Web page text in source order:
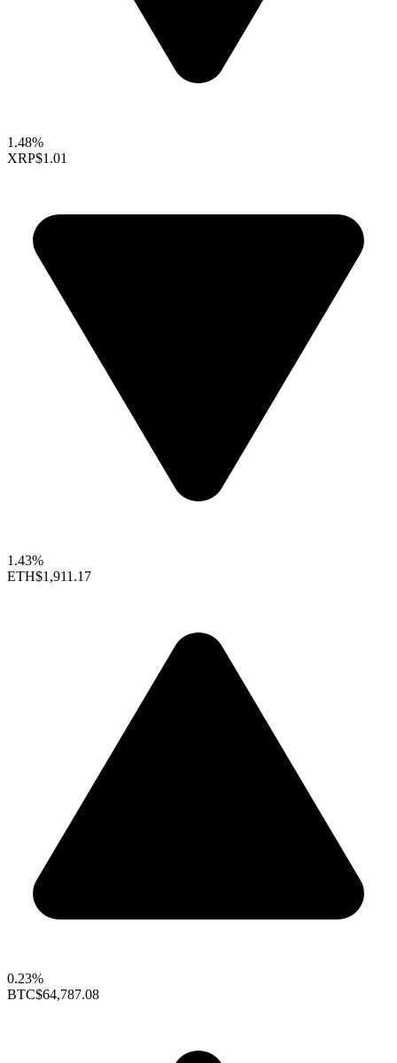
1.48%
XRP$1.01
1.43%
ETH$1,911.17
0.23%
BTC$64,787.08